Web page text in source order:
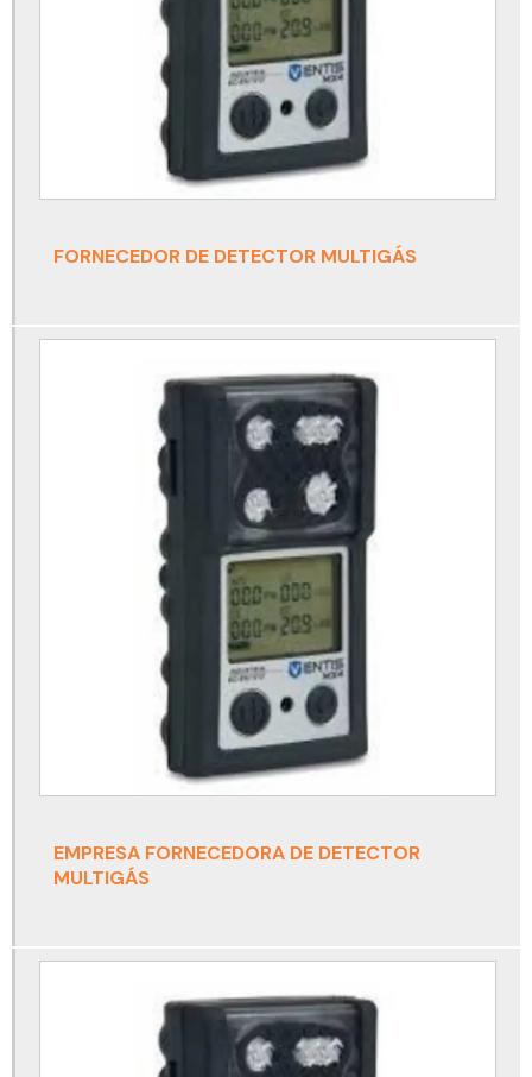
Cinto de segurança trabalho em altura para eletricista
Cinto para trabalho em altura acima de 100 kg
Cinto paraquedista para eletricista com talabarte
Cinto paraquedista para espaço confinado
Cinto paraquedista para solda
Conjunto autônomo
Conjunto autônomo de proteção respiratória
Conjunto autônomo drager
Conjunto autônomo para espaço confinado
Detector de amônia nh3
Detector de co2 portátil
Detector de gás espaço confinado
Detector de gás monogás
Detector de gás portátil
Detector monogás draeger
Detector monogás h2s
FORNECEDOR DE DETECTOR MULTIGÁS
EMPRESA FORNECEDORA DE DETECTOR
MULTIGÁS